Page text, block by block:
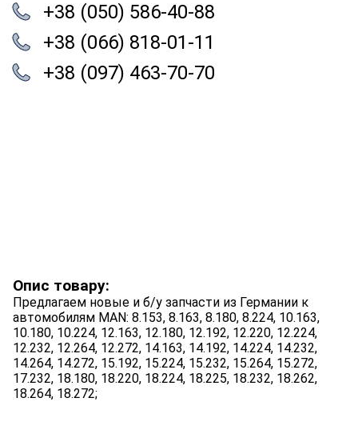
+38 (050) 586-40-88
+38 (066) 818-01-11
+38 (097) 463-70-70
Опис товару:
Предлагаем новые и б/у запчасти из Германии к
автомобилям MAN: 8.153, 8.163, 8.180, 8.224, 10.163,
10.180, 10.224, 12.163, 12.180, 12.192, 12.220, 12.224,
12.232, 12.264, 12.272, 14.163, 14.192, 14.224, 14.232,
14.264, 14.272, 15.192, 15.224, 15.232, 15.264, 15.272,
17.232, 18.180, 18.220, 18.224, 18.225, 18.232, 18.262,
18.264, 18.272;